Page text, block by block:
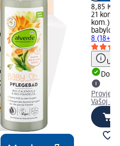
8,85 KM
21 kom.
kom.)
babylove
8 (18+
Vašoj